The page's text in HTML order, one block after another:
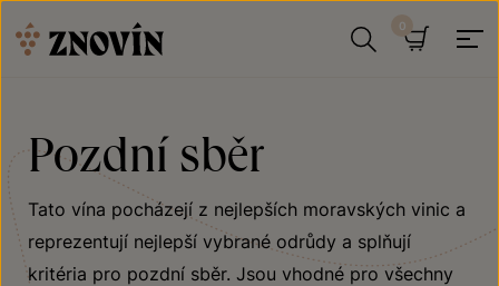
Pozdní sběr
Tato vína pocházejí z nejlepších moravských vinic a
reprezentují nejlepší vybrané odrůdy a splňují
kritéria pro pozdní sběr. Jsou vhodné pro všechny